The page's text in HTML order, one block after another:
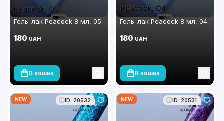
Гель-лак Peacock 8 мл, 05
180 UAH
В кошик
Гель-лак Peacock 8 мл, 04
180 UAH
В кошик
NEW ID: 20532 NEW ID: 20531